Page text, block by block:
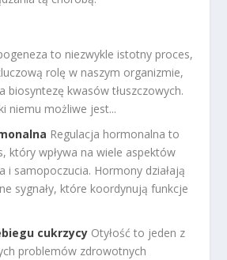
to niezwykle istotny proces,
rolę w naszym organizmie,
biosyntezę kwasów tłuszczowych.
niemu możliwe jest...
Regulacja hormonalna to
który wpływa na wiele aspektów
i samopoczucia. Hormony działają
sygnały, które koordynują funkcje
cukrzycy Otyłość to jeden z
problemów zdrowotnych